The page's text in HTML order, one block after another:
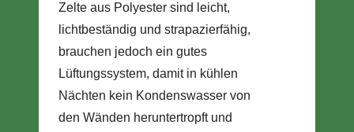
Zelte aus Polyester sind leicht,
lichtbeständig und strapazierfähig,
brauchen jedoch ein gutes
Lüftungssystem, damit in kühlen
Nächten kein Kondenswasser von
den Wänden heruntertropft und